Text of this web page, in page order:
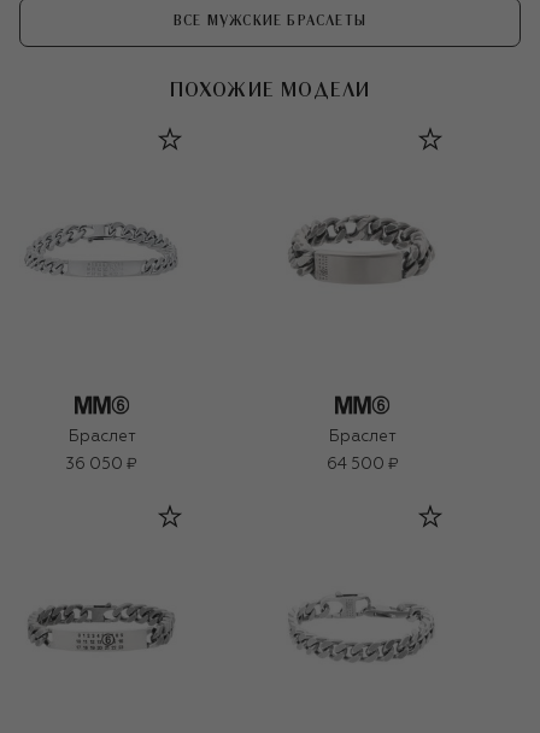
ВСЕ МУЖСКИЕ БРАСЛЕТЫ
ПОХОЖИЕ МОДЕЛИ
Браслет
36 050 ₽
Браслет
64 500 ₽